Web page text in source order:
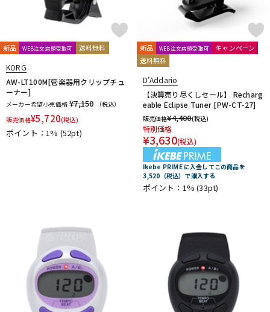
新品 WEB注文店頭受取可 送料無料
KORG
AW-LT100M[管楽器用クリップチュ
ーナー]
メーカー希望小売価格 ¥7,150
（税込）
販売価格¥5,720(税込)
ポイント：1% (52pt)
新品 WEB注文店頭受取可
キャンペーン
送料無料
D’Addario
【決算売り尽くしセール】 Recharg
eable Eclipse Tuner [PW-CT-27]
販売価格¥4,400(税込)
特別価格
¥3,630(税込)
Ikebe PRIME に入会してこの商品を
3,520（税込）で購入する
ポイント：1%(33pt)